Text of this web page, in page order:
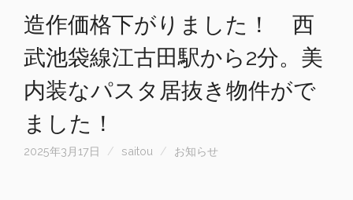
造作価格下がりました！ 西
武池袋線江古田駅から2分。美
内装なパスタ居抜き物件がで
ました！
2025年3月17日 saitou お知らせ